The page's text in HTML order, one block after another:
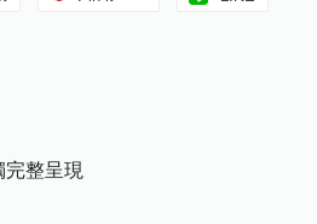
整呈現